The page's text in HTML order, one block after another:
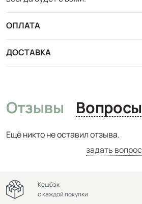
ОПЛАТА
ДОСТАВКА
Отзывы
Ещё никто не оставил отзыва.
задать вопрос
Кешбэк
с каждой покупки